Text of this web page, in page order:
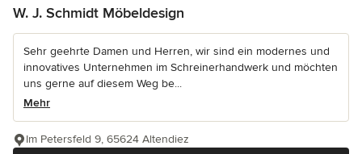
W. J. Schmidt Möbeldesign
Sehr geehrte Damen und Herren, wir sind ein modernes und
innovatives Unternehmen im Schreinerhandwerk und möchten
uns gerne auf diesem Weg be...
Mehr
Im Petersfeld 9, 65624 Altendiez